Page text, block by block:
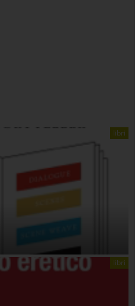
libri
libri